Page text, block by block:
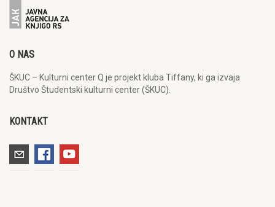
O NAS
ŠKUC – Kulturni center Q je projekt kluba Tiffany, ki ga izvaja
Društvo Študentski kulturni center (ŠKUC).
KONTAKT